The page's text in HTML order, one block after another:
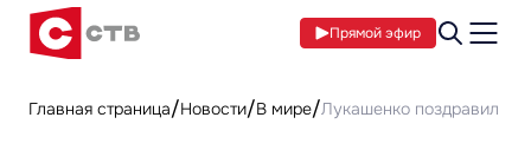
Прямой эфир
Главная страница Новости В мире Лукашенко поздравил